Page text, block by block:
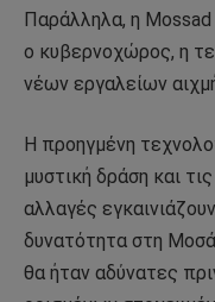
Παράλληλα, η
ο κυβερνοχώρος, η
νέων εργαλείων
Η προηγμένη
μυστική δράση και
αλλαγές
δυνατότητα στη
θα ήταν αδύνατες